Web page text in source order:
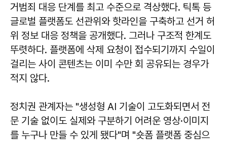
거범죄 대응 단계를 최고 수준으로 격상했다. 틱톡 등
글로벌 플랫폼도 선관위와 핫라인을 구축하고 선거 허
위 정보 대응 정책을 공개했다. 그러나 구조적 한계도
뚜렷하다. 플랫폼에 삭제 요청이 접수되기까지 수일이
걸리는 사이 콘텐츠는 이미 수만 회 공유되는 경우가
적지 않다.
정치권 관계자는 "생성형 AI 기술이 고도화되면서 전
문 기술 없이도 실제와 구분하기 어려운 영상·이미지
를 누구나 만들 수 있게 됐다"며 "숏폼 플랫폼 중심으